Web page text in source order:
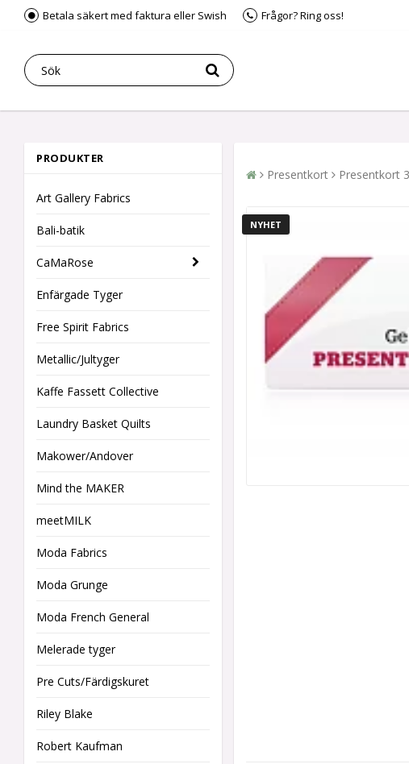
Betala säkert med faktura eller Swish Frågor? Ring oss!
PRODUKTER
Art Gallery Fabrics
Bali-batik
CaMaRose
Enfärgade Tyger
Free Spirit Fabrics
Metallic/Jultyger
Kaffe Fassett Collective
Laundry Basket Quilts
Makower/Andover
Mind the MAKER
meetMILK
Moda Fabrics
Moda Grunge
Moda French General
Melerade tyger
Pre Cuts/Färdigskuret
Riley Blake
Robert Kaufman
Presentkort Presentkort
NYHET